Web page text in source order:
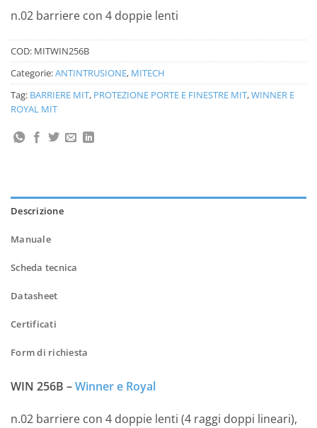
n.02 barriere con 4 doppie lenti
COD: MITWIN256B
Categorie:ANTINTRUSIONE, MITECH
Tag: BARRIERE MIT, PROTEZIONE PORTE E FINESTRE MIT,WINNER E
ROYAL MIT
Descrizione
Manuale
Scheda tecnica
Datasheet
Certificati
Form di richiesta
WIN 256B –Winner e Royal
n.02 barriere con 4 doppie lenti (4 raggi doppi lineari),